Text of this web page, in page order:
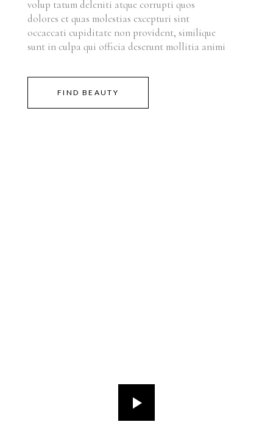
volup tatum deleniti atque corrupti quos
dolores et quas molestias excepturi sint
occaecati cupiditate non provident, similique
sunt in culpa qui officia deserunt mollitia animi
FIND BEAUTY